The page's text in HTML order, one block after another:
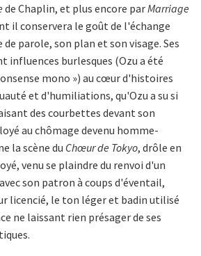
de Chaplin, et plus encore parMarriage
il conservera le goût de l'échange
de parole, son plan et son visage. Ses
influences burlesques (Ozu a été
mono ») au cœur d'histoires
et d'humiliations, qu'Ozu a su si
des courbettes devant son
au chômage devenu homme-
la scène du Chœur de Tokyo, drôle en
venu se plaindre du renvoi d'un
son patron à coups d'éventail,
licencié, le ton léger et badin utilisé
ne laissant rien présager de ses